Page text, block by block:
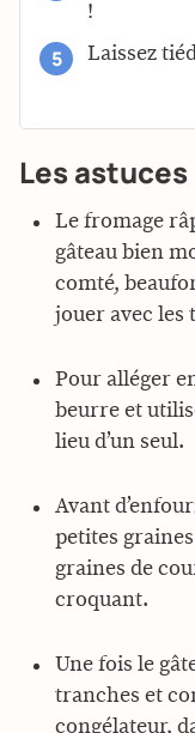
!
Laissez
Les astuces
Le fromage
gâteau bien
comté,
jouer avec les
Pour alléger
beurre et
lieu d’un seul.
Avant
petites
graines de
croquant.
Une fois le
tranches et
congélateur,